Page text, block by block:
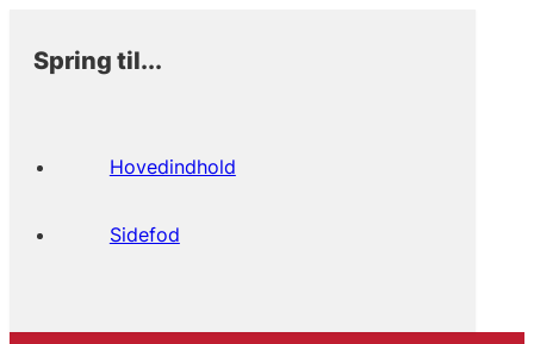
Spring til...
Hovedindhold
Sidefod